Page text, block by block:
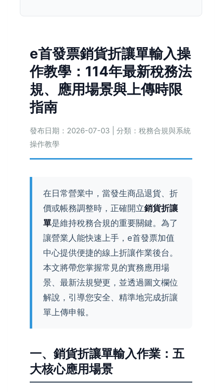
e首發票銷貨折讓單輸入操
作教學：114年最新稅務法
規、應用場景與上傳時限
指南
發布日期：2026-07-03 | 分類：稅務合規與系統
操作教學
在日常營業中，當發生商品退貨、折
價或帳務調整時，正確開立銷貨折讓
單是維持稅務合規的重要關鍵。為了
讓營業人能快速上手，e首發票加值
中心提供便捷的線上折讓作業後台。
本文將帶您掌握常見的實務應用場
景、最新法規變更，並透過圖文欄位
解說，引導您安全、精準地完成折讓
單上傳申報。
一、銷貨折讓單輸入作業：五
大核心應用場景